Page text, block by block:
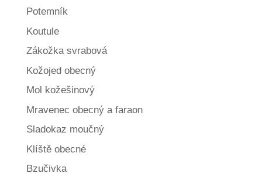
Potemník
Koutule
Zákožka svrabová
Kožojed obecný
Mol kožešinový
Mravenec obecný a faraon
Sladokaz moučný
Klíště obecné
Bzučivka